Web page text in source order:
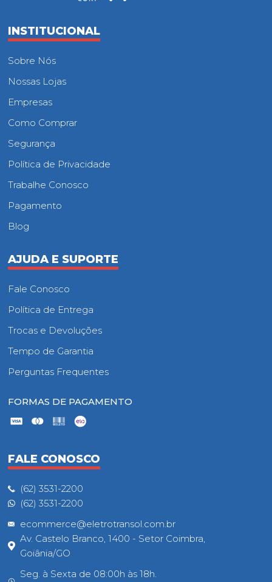
INSTITUCIONAL
Sobre Nós
Nossas Lojas
Empresas
Como Comprar
Segurança
Política de Privacidade
Trabalhe Conosco
Pagamento
Blog
AJUDA E SUPORTE
Fale Conosco
Política de Entrega
Trocas e Devoluções
Tempo de Garantia
Perguntas Frequentes
FORMAS DE PAGAMENTO
FALE CONOSCO
(62) 3531-2200
(62) 3531-2200
ecommerce@eletrotransol.com.br
Av. Castelo Branco, 1400 - Setor Coimbra,
Goiânia/GO
Seg. à Sexta de 08:00h às 18h.